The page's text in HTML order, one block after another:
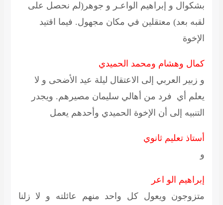
بشكوال و إبراهيم الواعـر و جوهر (لم نحصل على
لقبه بعد) معتقلين في مكان مجهول. فيما اقتيد
الإخوة
كمال وهشام ومحمد الحميدي
و زبير العربي إلى الاعتقال ليلة عيد الأضحى و لا
يعلم أي فرد من أهالي سليمان مصيرهم. ويجدر
التنبيه إلى أن الإخوة الحميدي وأحدهم يعمل
أستاذ تعليم ثانوي
و
إبراهيم الو اعر
متزوجون ويعول كل واحد منهم عائلته و لا زلنا